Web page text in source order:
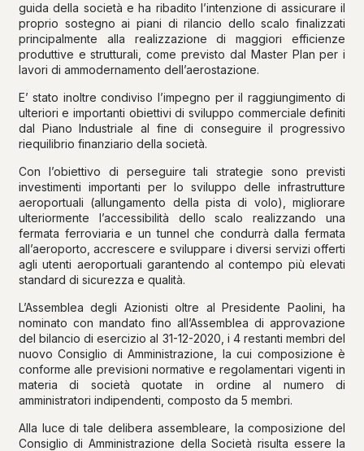
guida della società e ha ribadito l’intenzione di assicurare il
proprio sostegno ai piani di rilancio dello scalo finalizzati
principalmente alla realizzazione di maggiori efficienze
produttive e strutturali, come previsto dal Master Plan per i
lavori di ammodernamento dell’aerostazione.
E’ stato inoltre condiviso l’impegno per il raggiungimento di
ulteriori e importanti obiettivi di sviluppo commerciale definiti
dal Piano Industriale al fine di conseguire il progressivo
riequilibrio finanziario della società.
Con l’obiettivo di perseguire tali strategie sono previsti
investimenti importanti per lo sviluppo delle infrastrutture
aeroportuali (allungamento della pista di volo), migliorare
ulteriormente l’accessibilità dello scalo realizzando una
fermata ferroviaria e un tunnel che condurrà dalla fermata
all’aeroporto, accrescere e sviluppare i diversi servizi offerti
agli utenti aeroportuali garantendo al contempo più elevati
standard di sicurezza e qualità.
L’Assemblea degli Azionisti oltre al Presidente Paolini, ha
nominato con mandato fino all’Assemblea di approvazione
del bilancio di esercizio al 31-12-2020, i 4 restanti membri del
nuovo Consiglio di Amministrazione, la cui composizione è
conforme alle previsioni normative e regolamentari vigenti in
materia di società quotate in ordine al numero di
amministratori indipendenti, composto da 5 membri.
Alla luce di tale delibera assembleare, la composizione del
Consiglio di Amministrazione della Società risulta essere la